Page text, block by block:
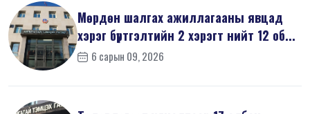
Мөрдөн шалгах ажиллагааны явцад
хэрэг бүртгэлтийн 2 хэрэгт нийт 12 об...
6 сарын 09, 2026